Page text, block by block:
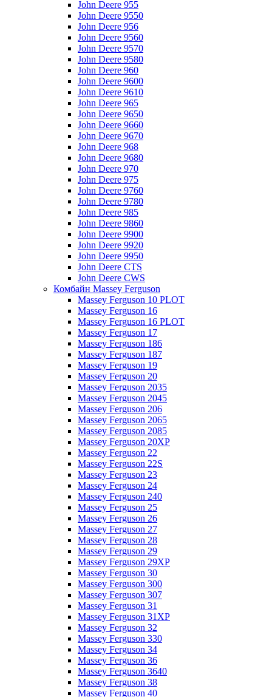
John Deere 955
John Deere 9550
John Deere 956
John Deere 9560
John Deere 9570
John Deere 9580
John Deere 960
John Deere 9600
John Deere 9610
John Deere 965
John Deere 9650
John Deere 9660
John Deere 9670
John Deere 968
John Deere 9680
John Deere 970
John Deere 975
John Deere 9760
John Deere 9780
John Deere 985
John Deere 9860
John Deere 9900
John Deere 9920
John Deere 9950
John Deere CTS
John Deere CWS
Комбайн Massey Ferguson
Massey Ferguson 10 PLOT
Massey Ferguson 16
Massey Ferguson 16 PLOT
Massey Ferguson 17
Massey Ferguson 186
Massey Ferguson 187
Massey Ferguson 19
Massey Ferguson 20
Massey Ferguson 2035
Massey Ferguson 2045
Massey Ferguson 206
Massey Ferguson 2065
Massey Ferguson 2085
Massey Ferguson 20XP
Massey Ferguson 22
Massey Ferguson 22S
Massey Ferguson 23
Massey Ferguson 24
Massey Ferguson 240
Massey Ferguson 25
Massey Ferguson 26
Massey Ferguson 27
Massey Ferguson 28
Massey Ferguson 29
Massey Ferguson 29XP
Massey Ferguson 30
Massey Ferguson 300
Massey Ferguson 307
Massey Ferguson 31
Massey Ferguson 31XP
Massey Ferguson 32
Massey Ferguson 330
Massey Ferguson 34
Massey Ferguson 36
Massey Ferguson 3640
Massey Ferguson 38
Massey Ferguson 40